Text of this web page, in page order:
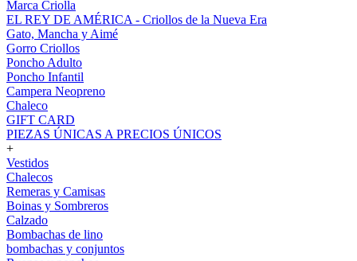
Marca Criolla
EL REY DE AMÉRICA - Criollos de la Nueva Era
Gato, Mancha y Aimé
Gorro Criollos
Poncho Adulto
Poncho Infantil
Campera Neopreno
Chaleco
GIFT CARD
PIEZAS ÚNICAS A PRECIOS ÚNICOS
+
Vestidos
Chalecos
Remeras y Camisas
Boinas y Sombreros
Calzado
Bombachas de lino
bombachas y conjuntos